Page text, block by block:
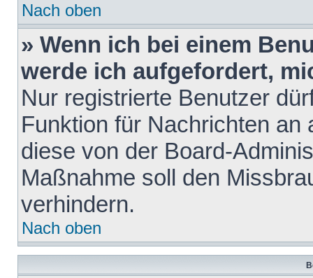
Nach oben
» Wenn ich bei einem
werde ich aufgefordert,
Nur registrierte Benutzer
Funktion für Nachrichten
diese von der Board-
Maßnahme soll den
verhindern.
Nach oben